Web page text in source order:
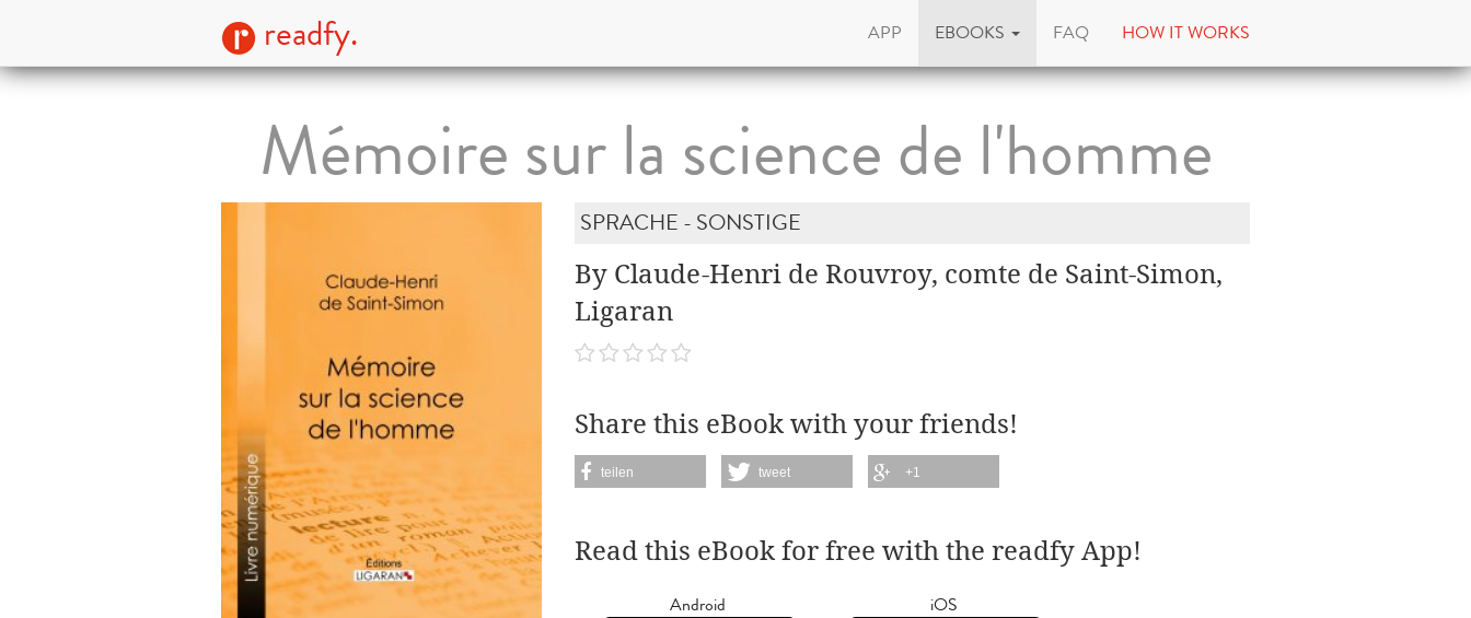
readfy. APP EBOOKS FAQ HOW IT WORKS
Mémoire sur la science de l'homme
SPRACHE - SONSTIGE
By Claude-Henri de Rouvroy, comte de Saint-Simon,
Ligaran
Share this eBook with your friends!
teilen tweet +1
Read this eBook for free with the readfy App!
Android iOS